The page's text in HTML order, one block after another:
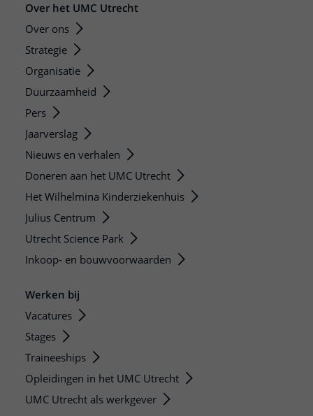
Over het UMC Utrecht
Over ons
Strategie
Organisatie
Duurzaamheid
Pers
Jaarverslag
Nieuws en verhalen
Doneren aan het UMC Utrecht
Het Wilhelmina Kinderziekenhuis
Julius Centrum
Utrecht Science Park
Inkoop- en bouwvoorwaarden
Werken bij
Vacatures
Stages
Traineeships
Opleidingen in het UMC Utrecht
UMC Utrecht als werkgever